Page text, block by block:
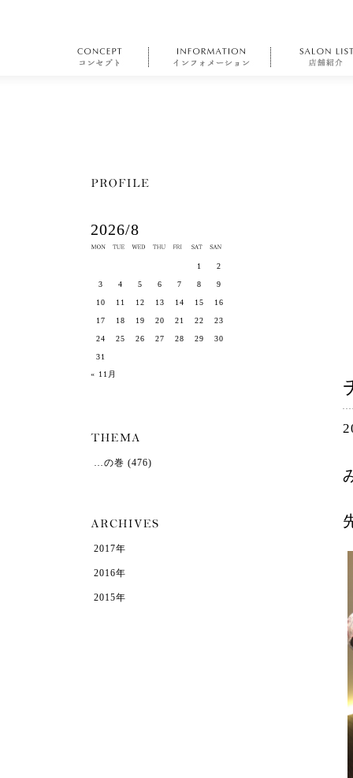
2026/8
« 11月
1 2
3 4 5 6 7 8 9
10 11 12 13 14 15 16
17 18 19 20 21 22 23
24 25 26 27 28 29 30
31
…の巻 (476)
2017年
2016年
2015年